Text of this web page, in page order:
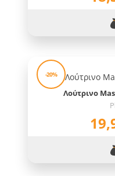
-20%
Λούτρινο